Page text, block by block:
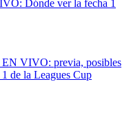
Dónde ver la fecha 1
VIVO: previa, posibles
de la Leagues Cup